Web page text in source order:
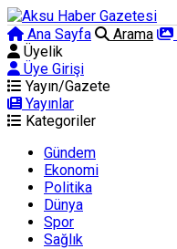
Ana Sayfa Arama
Üyelik
Üye Girişi
Yayın/Gazete
Yayınlar
Kategoriler
Gündem
Ekonomi
Politika
Dünya
Spor
Sağlık